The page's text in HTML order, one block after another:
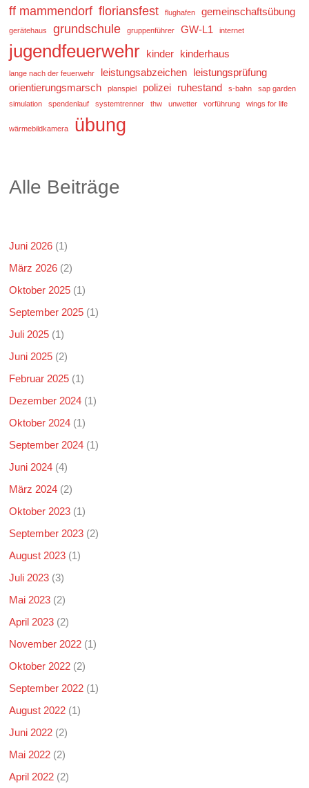
ff mammendorf floriansfest flughafen gemeinschaftsübung
gerätehaus grundschule gruppenführer GW-L1 internet
jugendfeuerwehr kinder kinderhaus
lange nach der feuerwehr leistungsabzeichen leistungsprüfung
orientierungsmarsch
planspiel polizei ruhestand s-bahn
sap garden
simulation
spendenlauf systemtrenner thw unwetter vorführung wings for life
wärmebildkamera übung
Alle Beiträge
Juni 2026 (1)
März 2026 (2)
Oktober 2025 (1)
September 2025 (1)
Juli 2025 (1)
Juni 2025 (2)
Februar 2025 (1)
Dezember 2024 (1)
Oktober 2024 (1)
September 2024 (1)
Juni 2024 (4)
März 2024 (2)
Oktober 2023 (1)
September 2023 (2)
August 2023 (1)
Juli 2023 (3)
Mai 2023 (2)
April 2023 (2)
November 2022 (1)
Oktober 2022 (2)
September 2022 (1)
August 2022 (1)
Juni 2022 (2)
Mai 2022 (2)
April 2022 (2)